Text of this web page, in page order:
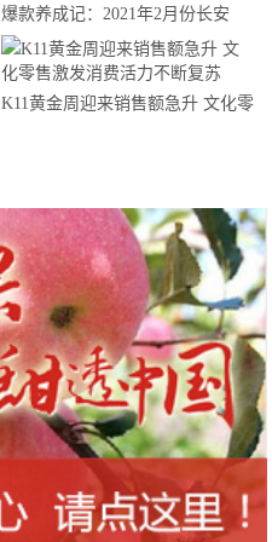
爆款养成记：2021年2月份长安
CS75夺得中国SUV销量冠军
K11黄金周迎来销售额急升 文化零